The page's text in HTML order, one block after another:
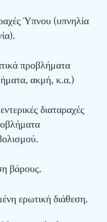
Ύπνου (υπνηλία
προβλήματα
ακμή, κ.α.)
διαταραχές
βάρους.
ερωτική διάθεση.